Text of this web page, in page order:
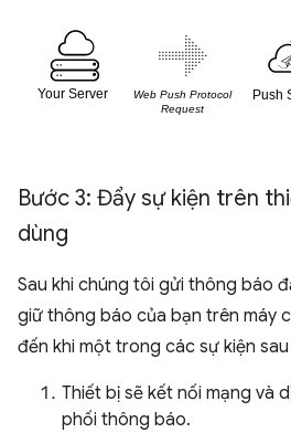
Bước 3: Đẩy sự kiện trên
dùng
Sau khi chúng tôi gửi thông báo
giữ thông báo của bạn trên máy
đến khi một trong các sự kiện sau
Thiết bị sẽ kết nối mạng và
phối thông báo.